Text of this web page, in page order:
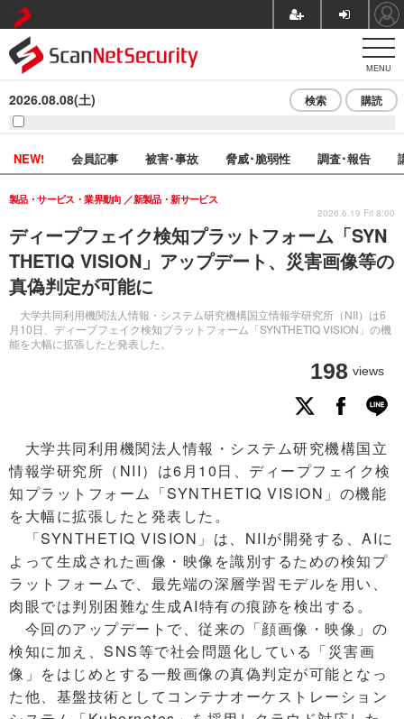
MENU
2026.08.08(土) 検索 購読
NEW! 会員記事 被害･事故 脅威･脆弱性 調査･報告
ディープフェイク検知プラットフォーム「SYN
THETIQ VISION」アップデート、災害画像等の
真偽判定が可能に
大学共同利用機関法人情報・システム研究機構国立情報学研究所（NII）は6
月10日、ディープフェイク検知プラットフォーム「SYNTHETIQ VISION」の機
能を大幅に拡張したと発表した。
製品・サービス・業界動向 新製品・新サービス
198 views
2026.6.19 Fri 8:00
大学共同利用機関法人情報・システム研究機構国立
情報学研究所（NII）は6月10日、ディープフェイク検
知プラットフォーム「SYNTHETIQ VISION」の機能
を大幅に拡張したと発表した。
「SYNTHETIQ VISION」は、NIIが開発する、AIに
よって生成された画像・映像を識別するための検知プ
ラットフォームで、最先端の深層学習モデルを用い、
肉眼では判別困難な生成AI特有の痕跡を検出する。
今回のアップデートで、従来の「顔画像・映像」の
検知に加え、SNS等で社会問題化している「災害画
像」をはじめとする一般画像の真偽判定が可能となっ
た他、基盤技術としてコンテナオーケストレーション